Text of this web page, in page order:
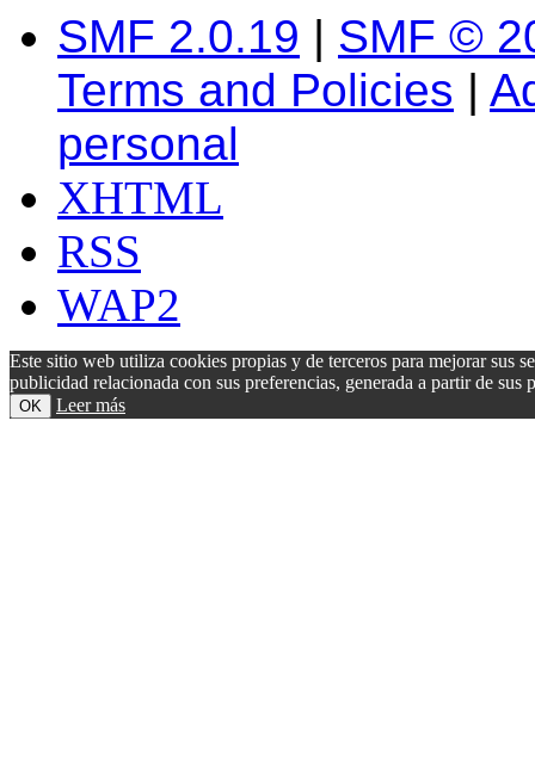
SMF 2.0.19 | SMF ©
Terms and Policies |
personal
XHTML
RSS
WAP2
Este sitio web utiliza cookies propias y de terceros para mejorar sus
publicidad relacionada con sus preferencias, generada a partir de
OK Leer más